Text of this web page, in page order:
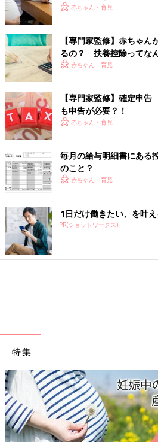
第2位 郵送 874人
第3位 その他 385人
第4位 電子申告（e-tax）利用 318人
いくつかある確定申告の申請方法。
第1位は税理士さんや職員さんに質問
る「税務署への持参」。ただし込み合
参するのがよさそうです。
時期になると市役所や特設会場などで
で、お近くの申請会場情報もチェック
みなさんの確定申告の実態調査、いか
まだ確定申告をしたことない方は、各
取り戻せそうなお金がありそうでした
ONLINE編集部）
※この記事は「たまひよONLINE」で過
す。
赤ちゃん・育児
【専門家監修】赤ちゃ
るの？ 扶養控除ってな
赤ちゃん・育児
【専門家監修】確定申
も申告が必要？！
赤ちゃん・育児
毎月の給与明細書にある
のこと？
赤ちゃん・育児
1日だけ働きたい、を叶
PR(ショットワークス)
特集